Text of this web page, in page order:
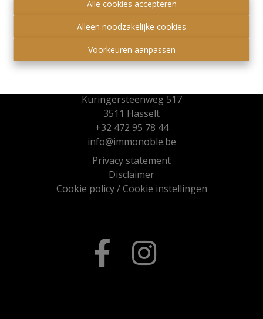
Alle cookies accepteren
Alleen noodzakelijke cookies
Voorkeuren aanpassen
Kuringersteenweg 517
3511 Hasselt
+32 472 95 78 44
info@immonoble.be
Privacy statement
Disclaimer
Cookie policy/Cookie instellingen